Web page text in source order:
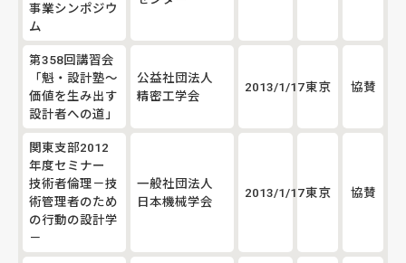
事業シンポジウ
ム
第358回講習会
「魁・設計塾～
価値を生み出す
設計者への道」
公益社団法人
精密工学会
2013/1/17東京 協賛
関東支部2012
年度セミナー
技術者倫理－技
術管理者のため
の行動の設計学
－
一般社団法人
日本機械学会
2013/1/17東京 協賛